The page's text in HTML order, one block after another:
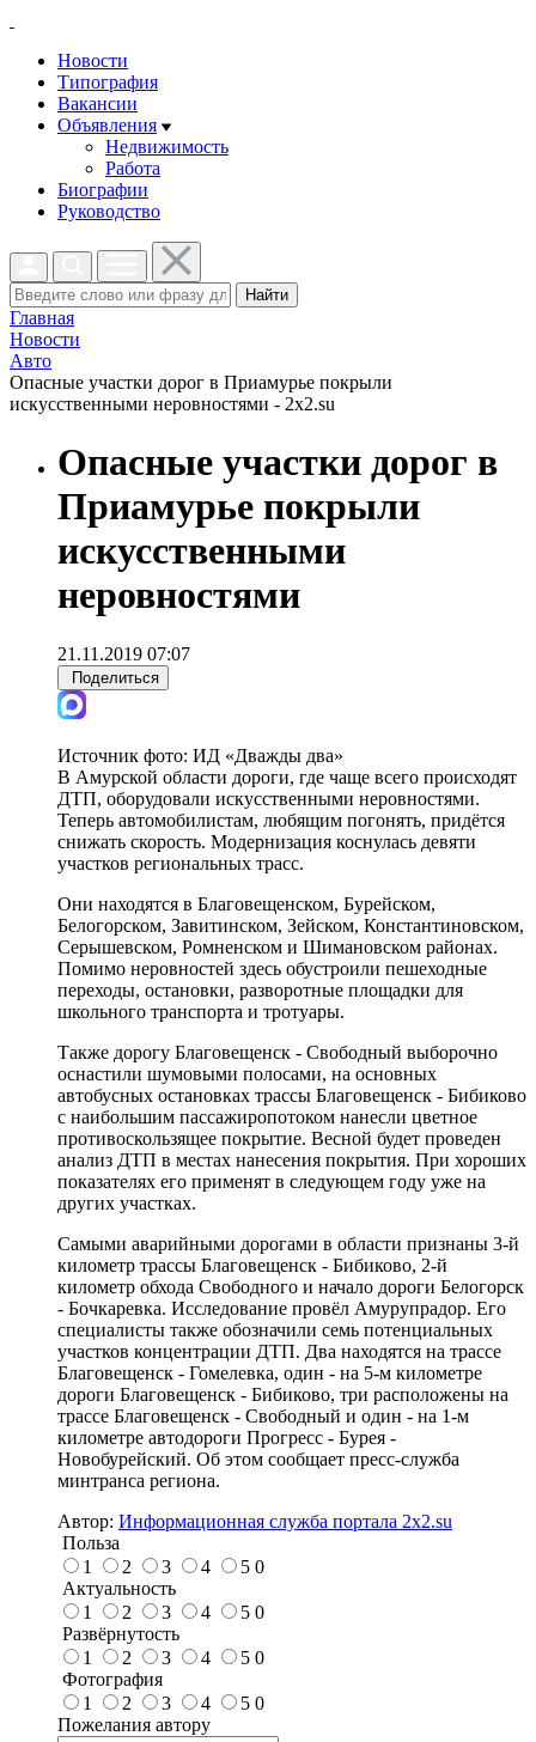
Новости
Типография
Вакансии
Объявления
Недвижимость
Работа
Биографии
Руководство
Найти
Главная
Новости
Авто
Опасные участки дорог в Приамурье покрыли
искусственными неровностями - 2x2.su
Опасные участки дорог в
Приамурье покрыли
искусственными
неровностями
21.11.2019 07:07
Поделиться
Источник фото: ИД «Дважды два»
В Амурской области дороги, где чаще всего происходят
ДТП, оборудовали искусственными неровностями.
Теперь автомобилистам, любящим погонять, придётся
снижать скорость. Модернизация коснулась девяти
участков региональных трасс.
Они находятся в Благовещенском, Бурейском,
Белогорском, Завитинском, Зейском, Константиновском,
Серышевском, Ромненском и Шимановском районах.
Помимо неровностей здесь обустроили пешеходные
переходы, остановки, разворотные площадки для
школьного транспорта и тротуары.
Также дорогу Благовещенск - Свободный выборочно
оснастили шумовыми полосами, на основных
автобусных остановках трассы Благовещенск - Бибиково
с наибольшим пассажиропотоком нанесли цветное
противоскользящее покрытие. Весной будет проведен
анализ ДТП в местах нанесения покрытия. При хороших
показателях его применят в следующем году уже на
других участках.
Самыми аварийными дорогами в области признаны 3-й
километр трассы Благовещенск - Бибиково, 2-й
километр обхода Свободного и начало дороги Белогорск
- Бочкаревка. Исследование провёл Амурупрадор. Его
специалисты также обозначили семь потенциальных
участков концентрации ДТП. Два находятся на трассе
Благовещенск - Гомелевка, один - на 5-м километре
дороги Благовещенск - Бибиково, три расположены на
трассе Благовещенск - Свободный и один - на 1-м
километре автодороги Прогресс - Бурея -
Новобурейский. Об этом сообщает пресс-служба
минтранса региона.
Автор: Информационная служба портала 2x2.su
Польза
1
2 3 4 5 0
Актуальность
1
2 3 4 5 0
Развёрнутость
1
2 3 4 5 0
Фотография
1
2 3 4 5 0
Пожелания автору